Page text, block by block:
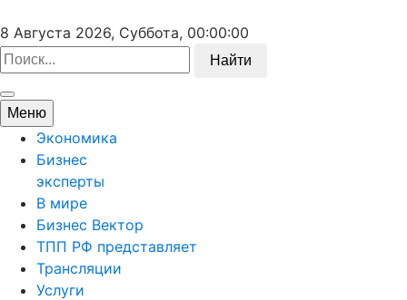
8 Августа 2026, Суббота, 00:00:00
Найти
Меню
Экономика
Бизнес
эксперты
В мире
Бизнес Вектор
ТПП РФ представляет
Трансляции
Услуги